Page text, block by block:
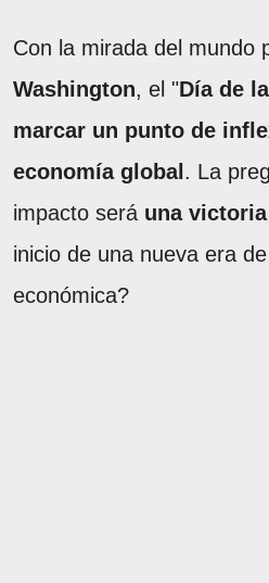
Con la mirada del mundo
Washington, el "Día de
marcar un punto de
economía global . La
impacto será una victoria
inicio de una nueva era
económica?